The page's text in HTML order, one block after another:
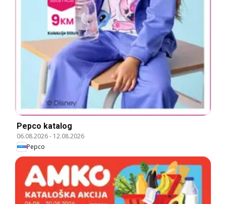
Pepco katalog
06.08.2026- 12.08.2026
Pepco